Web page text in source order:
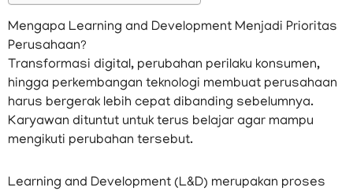
Mengapa Learning and Development Menjadi Prioritas
Perusahaan?
Transformasi digital, perubahan perilaku konsumen,
hingga perkembangan teknologi membuat perusahaan
harus bergerak lebih cepat dibanding sebelumnya.
Karyawan dituntut untuk terus belajar agar mampu
mengikuti perubahan tersebut.
Learning and Development (L&D) merupakan proses